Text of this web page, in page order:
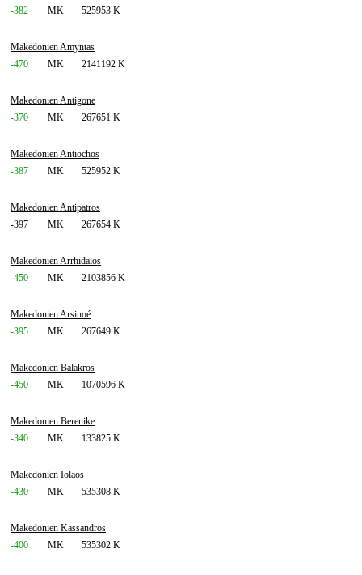
-382 MK 525953 K
Makedonien Amyntas
-470
MK 2141192 K
Makedonien Antigone
-370
MK 267651 K
Makedonien Antiochos
-387
MK 525952 K
Makedonien Antipatros
-397
MK 267654 K
Makedonien Arrhidaios
-450
MK 2103856 K
Makedonien Arsinoé
-395
MK 267649 K
Makedonien Balakros
-450
MK 1070596 K
Makedonien Berenike
-340
MK 133825 K
Makedonien Iolaos
-430
MK 535308 K
Makedonien Kassandros
-400
MK 535302 K